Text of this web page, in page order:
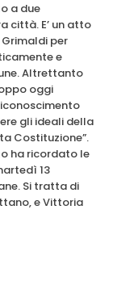
a due
città. E’ un atto
per
e
Altrettanto
oggi
gli ideali della
Costituzione”.
ha ricordato le
13
Si tratta di
e Vittoria